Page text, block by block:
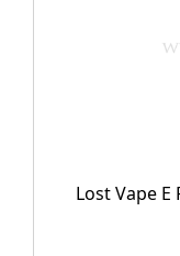
Lost Vape